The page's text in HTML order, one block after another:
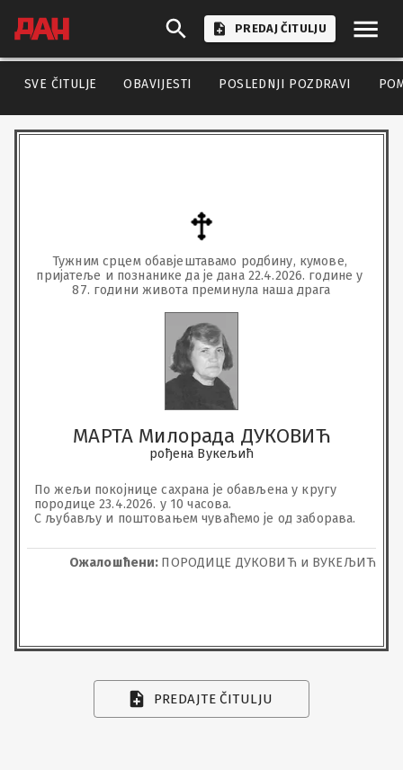
PREDAJ ČITULJU
SVE ČITULJE OBAVIJESTI POSLEDNJI POZDRAVI
Тужним срцем обавјештавамо родбину, кумове,
пријатеље и познанике да је дана 22.4.2026. године у
87. години живота преминула наша драга
МАРТА Милорада ДУКОВИЋ
рођена Вукељић
По жељи покојнице сахрана је обављена у кругу
породице 23.4.2026. у 10 часова.
С љубављу и поштовањем чуваћемо је од заборава.
Ожалошћени: ПОРОДИЦЕ ДУКОВИЋ и ВУКЕЉИЋ
PREDAJTE ČITULJU